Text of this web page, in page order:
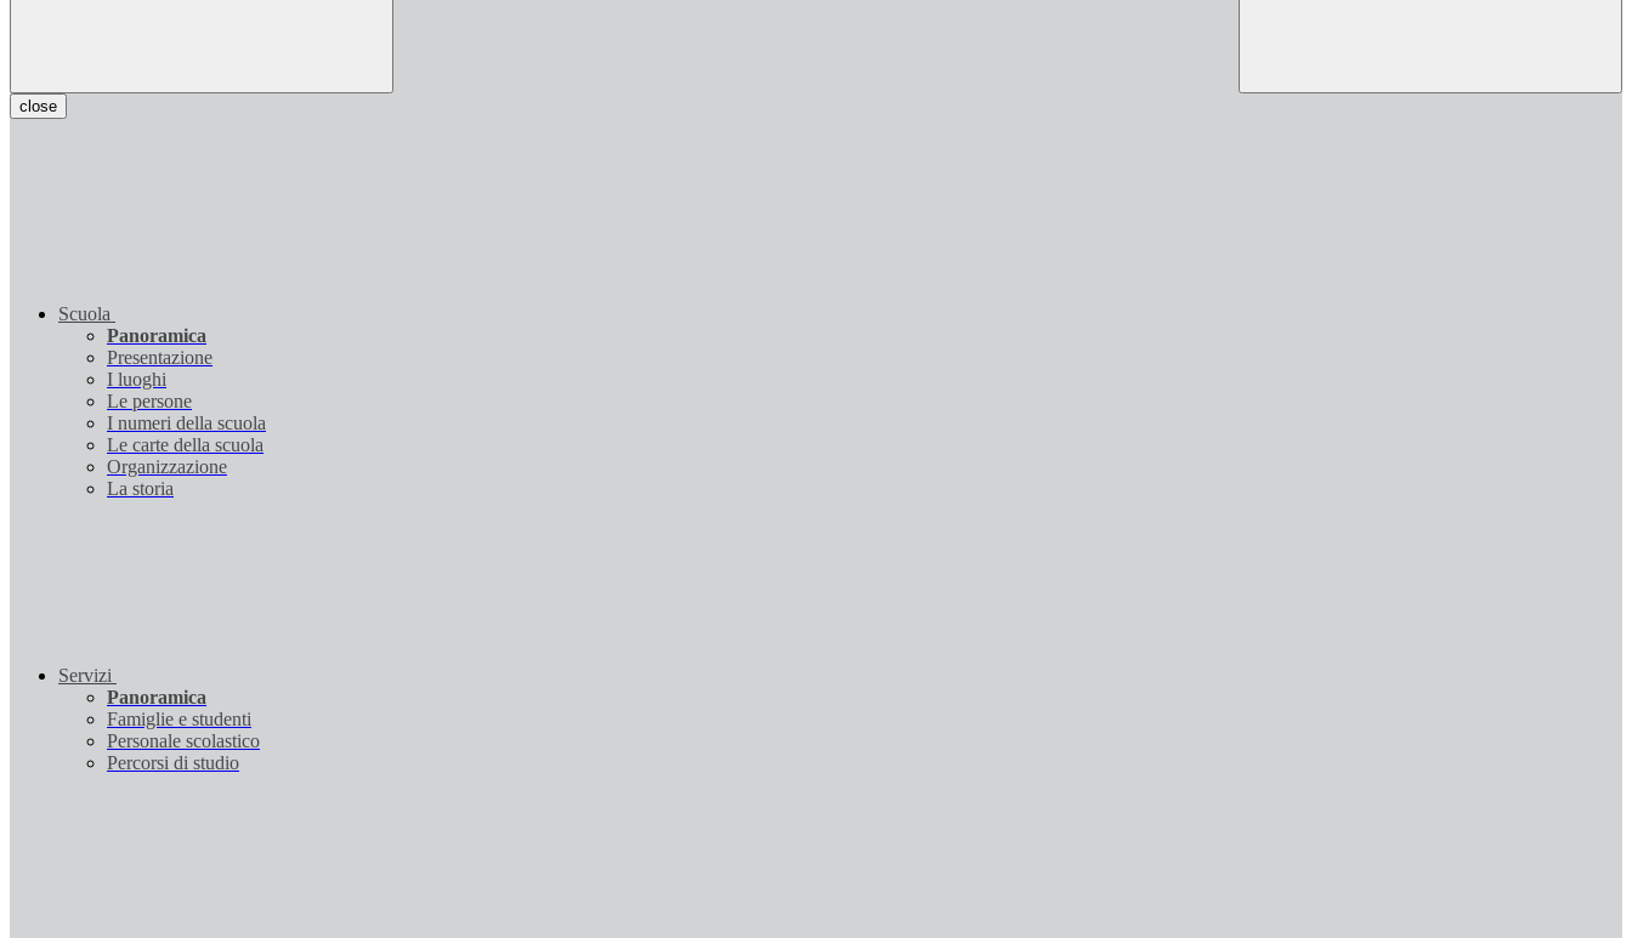
close
Scuola
Panoramica
Presentazione
I luoghi
Le persone
I numeri della scuola
Le carte della scuola
Organizzazione
La storia
Servizi
Panoramica
Famiglie e studenti
Personale scolastico
Percorsi di studio